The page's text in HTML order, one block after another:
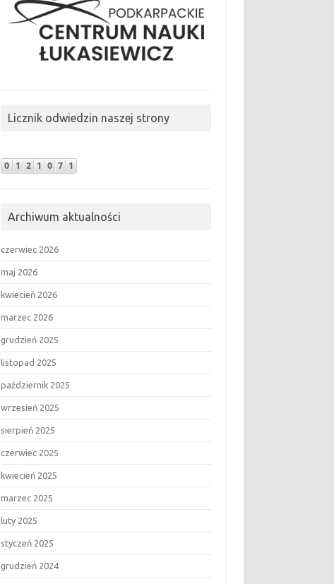
Licznik odwiedzin naszej strony
Archiwum aktualności
czerwiec 2026
maj 2026
kwiecień 2026
marzec 2026
grudzień 2025
listopad 2025
październik 2025
wrzesień 2025
sierpień 2025
czerwiec 2025
kwiecień 2025
marzec 2025
luty 2025
styczeń 2025
grudzień 2024